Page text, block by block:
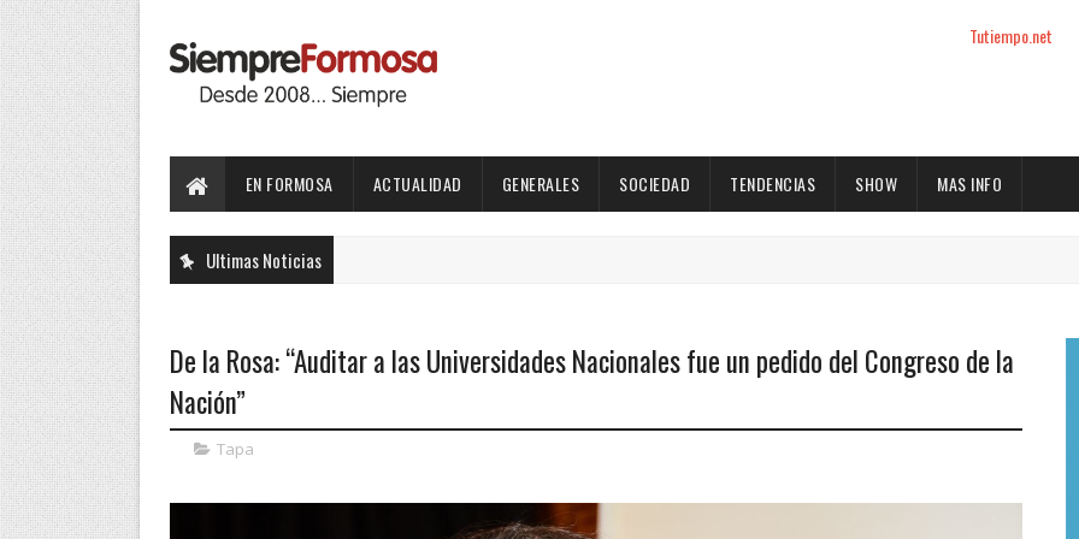
Tutiempo.net
EN FORMOSA ACTUALIDAD GENERALES SOCIEDAD TENDENCIAS SHOW MAS INFO
Ultimas Noticias
De la Rosa: “Auditar a las Universidades Nacionales fue un pedido del Congreso de la
Nación”
Tapa